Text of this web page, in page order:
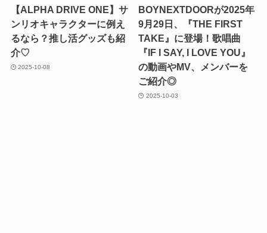
【ALPHA DRIVE ONE】サ
ンリオキャラクターに例え
るなら？推し活グッズも紹
介♡
2025-10-08
BOYNEXTDOORが2025年
9月29日、『THE FIRST
TAKE』に登場！歌唱曲
『IF I SAY, I LOVE YOU』
の動画やMV、メンバーを
ご紹介◎
2025-10-03